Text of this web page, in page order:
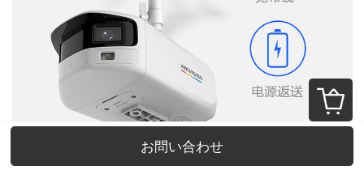
お問い合わせ